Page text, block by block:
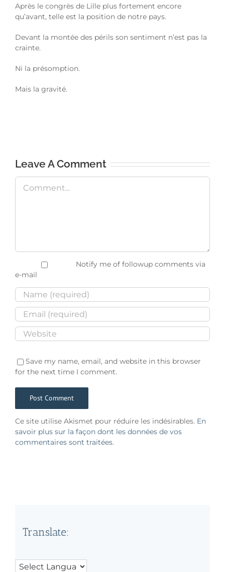
Après le congrès de Lille plus fortement encore
qu’avant, telle est la position de notre pays.
Devant la montée des périls son sentiment n’est pas la
crainte.
Ni la présomption.
Mais la gravité.
Leave A Comment
Comment
Notify me of followup comments via
e-mail
Save my name, email, and website in this browser
for the next time I comment.
Ce site utilise Akismet pour réduire les indésirables. En
savoir plus sur la façon dont les données de vos
commentaires sont traitées.
Translate: